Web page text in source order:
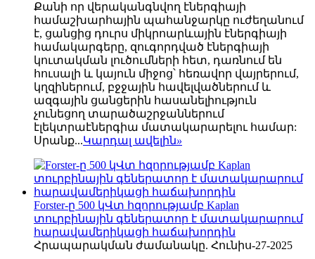
Քանի որ վերականգնվող էներգիայի
համաշխարհային պահանջարկը ուժեղանում
է, ցանցից դուրս միկրոարևային էներգիայի
համակարգերը, զուգորդված էներգիայի
կուտակման լուծումների հետ, դառնում են
հուսալի և կայուն միջոց՝ հեռավոր վայրերում,
կղզիներում, բջջային հավելվածներում և
ազգային ցանցերին հասանելիություն
չունեցող տարածաշրջաններում
էլեկտրաէներգիա մատակարարելու համար:
Սրանք...Կարդալ ավելին»
Forster-ը 500 կՎտ հզորությամբ Kaplan
տուրբինային գեներատոր է մատակարարում
հարավամերիկացի հաճախորդին
Հրապարակման ժամանակը. Հունիս-27-2025